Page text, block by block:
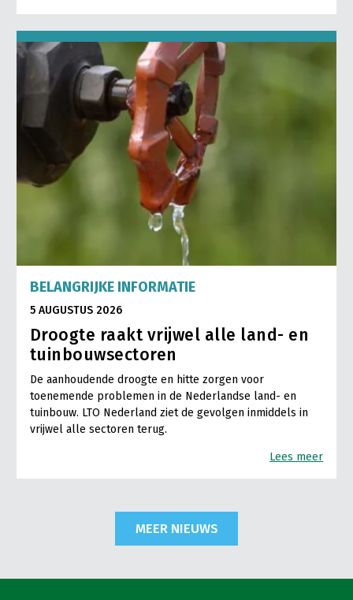
BELANGRIJKE INFORMATIE
5 AUGUSTUS 2026
Droogte raakt vrijwel alle land- en
tuinbouwsectoren
De aanhoudende droogte en hitte zorgen voor
toenemende problemen in de Nederlandse land- en
tuinbouw. LTO Nederland ziet de gevolgen inmiddels in
vrijwel alle sectoren terug.
Lees meer
MEER NIEUWS